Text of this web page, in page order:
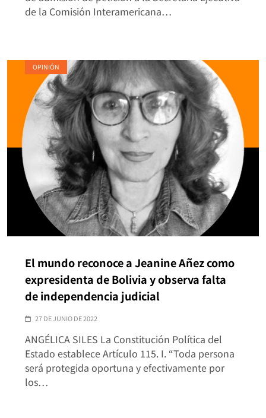
de la Comisión Interamericana…
OPINIÓN
El mundo reconoce a Jeanine Añez como
expresidenta de Bolivia y observa falta
de independencia judicial
27 DE JUNIO DE 2022
ANGÉLICA SILES La Constitución Política del
Estado establece Artículo 115. I. “Toda persona
será protegida oportuna y efectivamente por
los…